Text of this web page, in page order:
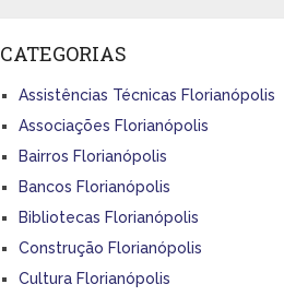
CATEGORIAS
Assistências Técnicas Florianópolis
Associações Florianópolis
Bairros Florianópolis
Bancos Florianópolis
Bibliotecas Florianópolis
Construção Florianópolis
Cultura Florianópolis